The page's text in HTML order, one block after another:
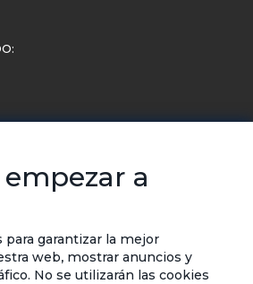
sobre últimas colecciones,
newsletter
SUSCRIBIRSE
a
garantizar la mejor
web, mostrar anuncios y
No se utilizarán las cookies